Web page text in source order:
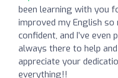
been learning with you
improved my English so
confident, and I’ve even
always there to help
appreciate your
everything!!